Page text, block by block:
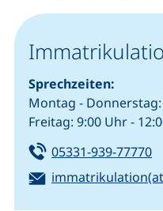
Sprechzeiten:
Montag -
Freitag: 9:00 Uhr -
Tel:
05331-939-77770
E-Mail: